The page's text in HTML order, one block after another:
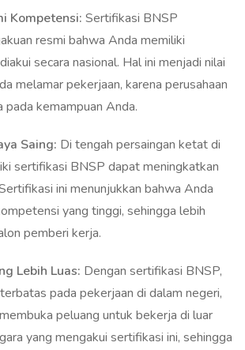
Kompetensi: Sertifikasi BNSP
resmi bahwa Anda memiliki
secara nasional. Hal ini menjadi nilai
melamar pekerjaan, karena perusahaan
pada kemampuan Anda.
Saing: Di tengah persaingan ketat di
sertifikasi BNSP dapat meningkatkan
ini menunjukkan bahwa Anda
yang tinggi, sehingga lebih
pemberi kerja.
Lebih Luas: Dengan sertifikasi BNSP,
pada pekerjaan di dalam negeri,
peluang untuk bekerja di luar
yang mengakui sertifikasi ini, sehingga